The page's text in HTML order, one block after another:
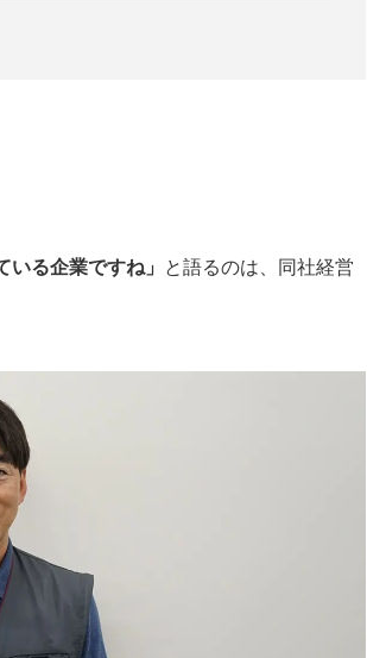
る企業ですね」 と語るのは、同社経営